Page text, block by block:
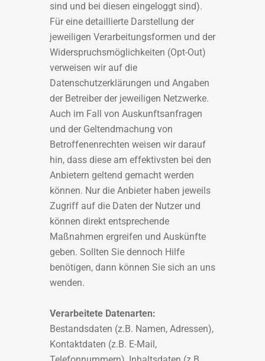
sind und bei diesen eingeloggt sind).
Für eine detaillierte Darstellung der
jeweiligen Verarbeitungsformen und der
Widerspruchsmöglichkeiten (Opt-Out)
verweisen wir auf die
Datenschutzerklärungen und Angaben
der Betreiber der jeweiligen Netzwerke.
Auch im Fall von Auskunftsanfragen
und der Geltendmachung von
Betroffenenrechten weisen wir darauf
hin, dass diese am effektivsten bei den
Anbietern geltend gemacht werden
können. Nur die Anbieter haben jeweils
Zugriff auf die Daten der Nutzer und
können direkt entsprechende
Maßnahmen ergreifen und Auskünfte
geben. Sollten Sie dennoch Hilfe
benötigen, dann können Sie sich an uns
wenden.
Verarbeitete Datenarten:
Bestandsdaten (z.B. Namen, Adressen),
Kontaktdaten (z.B. E-Mail,